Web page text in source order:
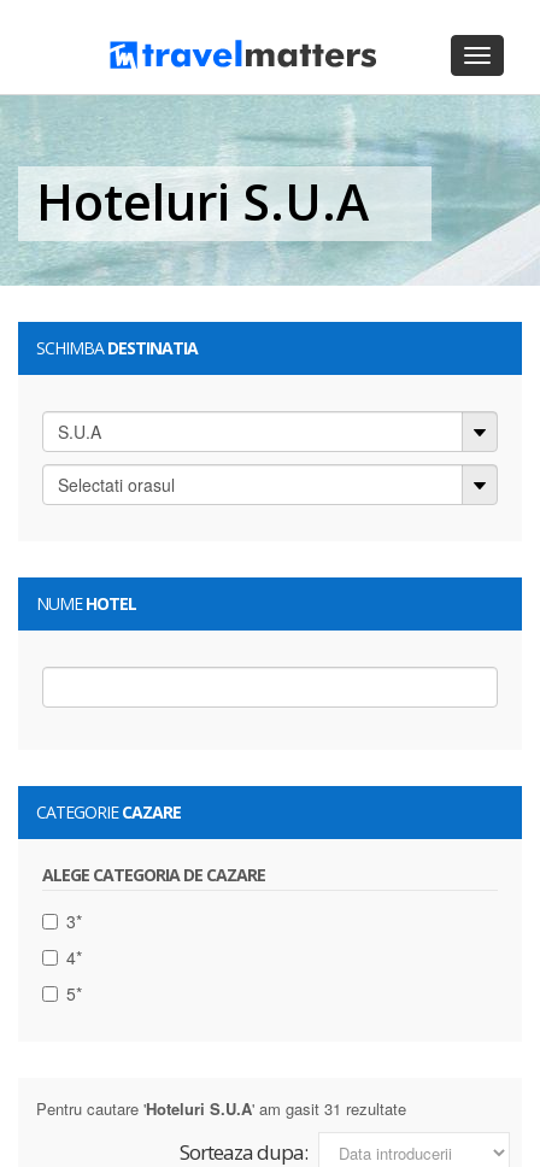
Toggle
Hoteluri S.U.A
SCHIMBADESTINATIA
NUMEHOTEL
CATEGORIECAZARE
ALEGE CATEGORIA DE CAZARE
3*
4*
5*
Pentru cautare 'Hoteluri S.U.A' am gasit 31 rezultate
Sorteaza dupa: